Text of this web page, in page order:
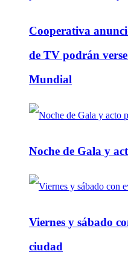
Cooperativa
de TV podrán
Mundial
Noche de Gala y
Viernes y sábado
ciudad